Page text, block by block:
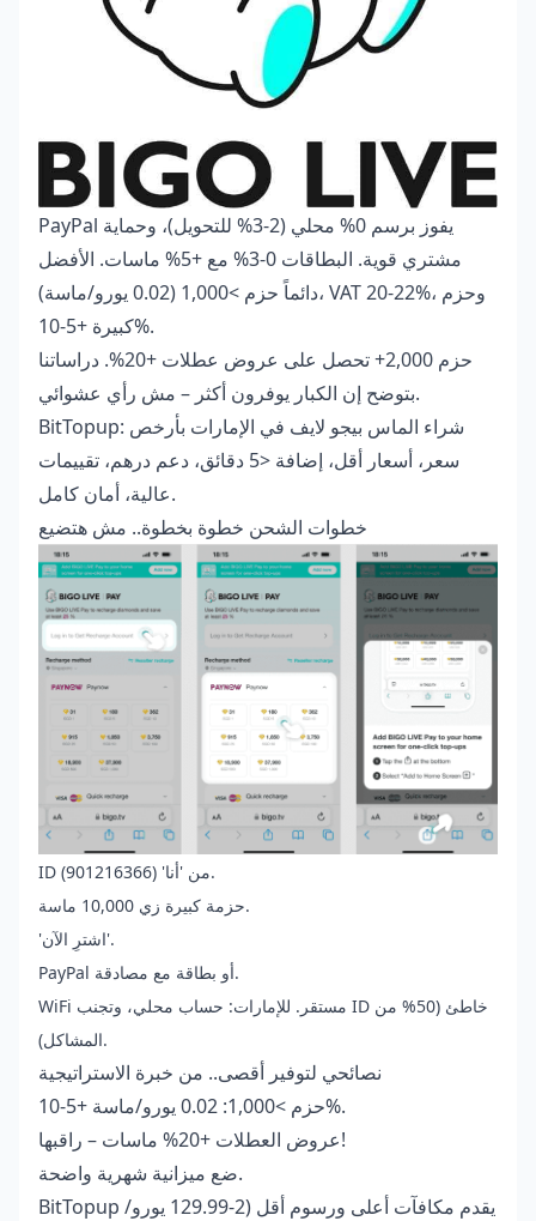
PayPal يفوز برسم 0% محلي (2-3% للتحويل)، وحماية
مشتري قوية. البطاقات 0-3% مع +5% ماسات. الأفضل
دائماً حزم >1,000 (0.02 يورو/ماسة)، VAT 20-22%، وحزم
كبيرة +5-10%.
حزم 2,000+ تحصل على عروض عطلات +20%. دراساتنا
بتوضح إن الكبار يوفرون أكثر – مش رأي عشوائي.
BitTopup: شراء الماس بيجو لايف في الإمارات بأرخص
سعر
، أسعار أقل، إضافة <5 دقائق، دعم درهم، تقييمات
عالية، أمان كامل.
خطوات الشحن خطوة بخطوة.. مش هتضيع
ID من 'أنا' (901216366).
حزمة كبيرة زي 10,000 ماسة.
'اشترِ الآن'.
PayPal أو بطاقة مع مصادقة.
WiFi مستقر. للإمارات: حساب محلي، وتجنب ID خاطئ (50% من
المشاكل).
نصائحي لتوفير أقصى.. من خبرة الاستراتيجية
حزم >1,000: 0.02 يورو/ماسة +5-10%.
عروض العطلات +20% ماسات – راقبها!
ضع ميزانية شهرية واضحة.
BitTopup يقدم مكافآت أعلى ورسوم أقل (2-129.99 يورو/